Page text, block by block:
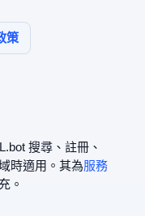
策
搜尋、註冊、
時適用。其為服務
。